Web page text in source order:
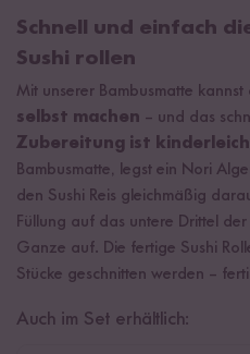
Schnell und einfach
Sushi rollen
Mit unserer Bambusmatte kannst
selbst machen – und das
Zubereitung ist
Bambusmatte, legst ein Nori
den Sushi Reis gleichmäßig
Füllung auf das untere Drittel
Ganze auf. Die fertige Sushi
Stücke geschnitten werden –
Auch im Set erhältlich: